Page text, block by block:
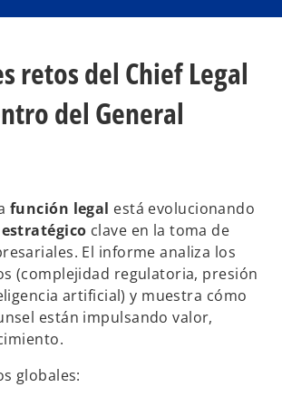
retos del Chief Legal
del General
función legal está evolucionando
clave en la toma de
El informe analiza los
(complejidad regulatoria, presión
artificial) y muestra cómo
están impulsando valor,
globales: